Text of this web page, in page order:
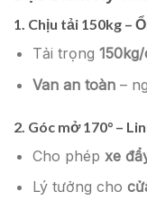
1. Chịu tải 150kg –
Tải trọng
Van an toàn–
2. Góc mở 170° –
Cho phép xe
Lý tưởng cho